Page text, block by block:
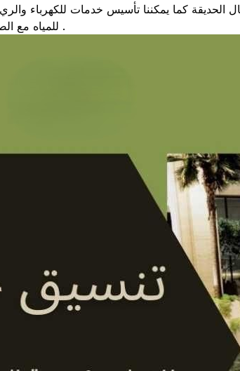
كما يمكننا تأسيس خدمات للكهرباء
للمياه مع الصيانة وانشاء مسابح خاصة بمظلات .